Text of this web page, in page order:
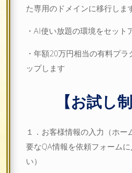
た専用のドメインに移行しま
・AI使い放題の環境をセット
・年額20万円相当の有料プ
ップします
【お試し
１．お客様情報の入力（ホー
要なQA情報を依頼フォーム
い）